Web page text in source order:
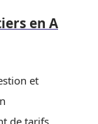
en A
et
de tarifs